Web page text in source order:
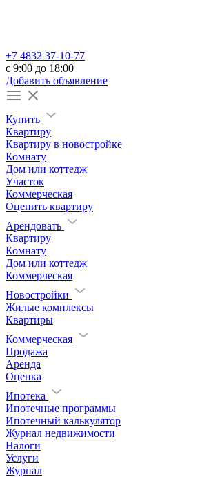
+7 4832 37-10-77
c 9:00 до 18:00
Добавить объявление
Купить
Квартиру
Квартиру в новостройке
Комнату
Дом или коттедж
Участок
Коммерческая
Оценить квартиру
Арендовать
Квартиру
Комнату
Дом или коттедж
Коммерческая
Новостройки
Жилые комплексы
Квартиры
Коммерческая
Продажа
Аренда
Оценка
Ипотека
Ипотечные программы
Ипотечный калькулятор
Журнал недвижимости
Налоги
Услуги
Журнал